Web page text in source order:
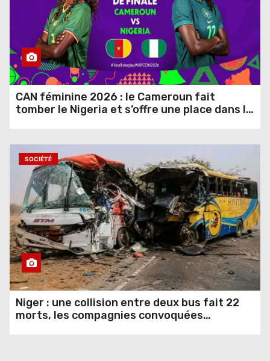
CAN féminine 2026 : le Cameroun fait
tomber le Nigeria et s’offre une place dans le
SOCIÉTÉ
Niger : une collision entre deux bus fait 22
morts, les compagnies convoquées